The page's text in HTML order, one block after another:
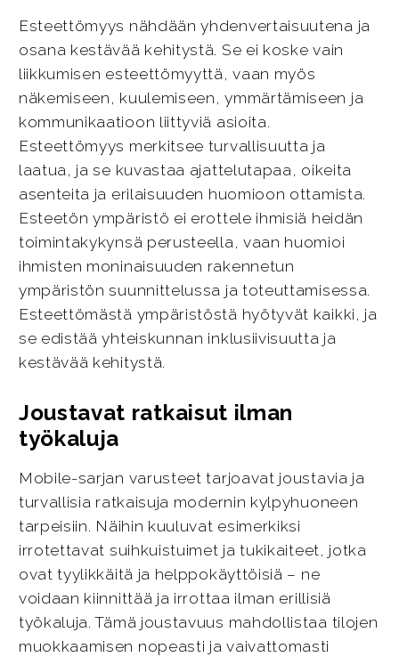
Esteettömyys nähdään yhdenvertaisuutena ja
osana kestävää kehitystä. Se ei koske vain
liikkumisen esteettömyyttä, vaan myös
näkemiseen, kuulemiseen, ymmärtämiseen ja
kommunikaatioon liittyviä asioita.
Esteettömyys merkitsee turvallisuutta ja
laatua, ja se kuvastaa ajattelutapaa, oikeita
asenteita ja erilaisuuden huomioon ottamista.
Esteetön ympäristö ei erottele ihmisiä heidän
toimintakykynsä perusteella, vaan huomioi
ihmisten moninaisuuden rakennetun
ympäristön suunnittelussa ja toteuttamisessa.
Esteettömästä ympäristöstä hyötyvät kaikki, ja
se edistää yhteiskunnan inklusiivisuutta ja
kestävää kehitystä.
Joustavat ratkaisut ilman
työkaluja
Mobile-sarjan varusteet tarjoavat joustavia ja
turvallisia ratkaisuja modernin kylpyhuoneen
tarpeisiin. Näihin kuuluvat esimerkiksi
irrotettavat suihkuistuimet ja tukikaiteet, jotka
ovat tyylikkäitä ja helppokäyttöisiä – ne
voidaan kiinnittää ja irrottaa ilman erillisiä
työkaluja. Tämä joustavuus mahdollistaa tilojen
muokkaamisen nopeasti ja vaivattomasti